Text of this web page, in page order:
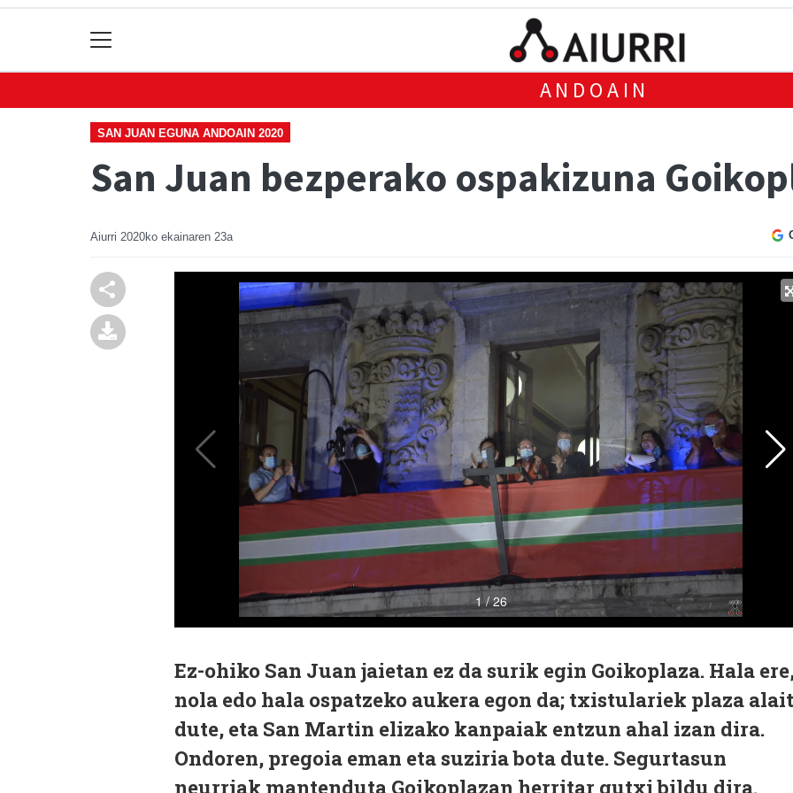
ANDOAIN
SAN JUAN EGUNA ANDOAIN 2020
San Juan bezperako ospakizuna
Aiurri 2020ko ekainaren 23a
Ez-ohiko San Juan jaietan ez da surik egin Goikoplaza. Hala
nola edo hala ospatzeko aukera egon da; txistulariek plaza
dute, eta San Martin elizako kanpaiak entzun ahal izan dira.
Ondoren, pregoia eman eta suziria bota dute. Segurtasun
neurriak mantenduta Goikoplazan herritar gutxi bildu dira.